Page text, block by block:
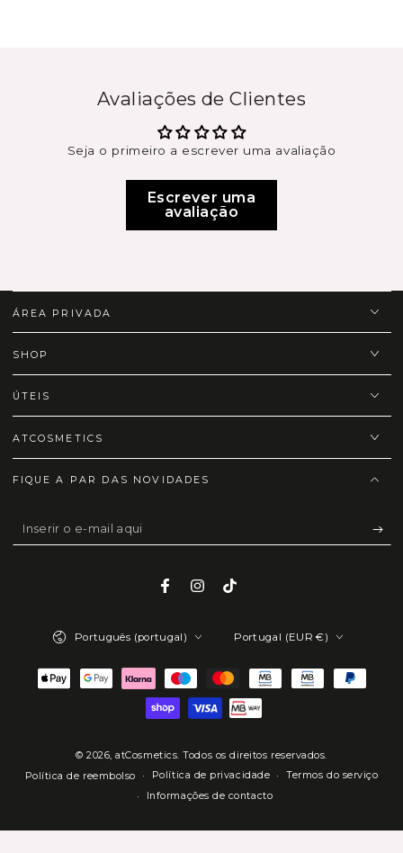
Avaliações de Clientes
Seja o primeiro a escrever uma avaliação
Escrever uma
avaliação
ÁREA PRIVADA
SHOP
ÚTEIS
ATCOSMETICS
FIQUE A PAR DAS NOVIDADES
Inserir
o
Facebook
Instagram
TikTok
© 2026,atCosmetics. Todos os direitos reservados.
Política de reembolso
Política de privacidade
Termos do serviço
Informações de contacto
Português (portugal) Portugal (EUR €)
Métodos